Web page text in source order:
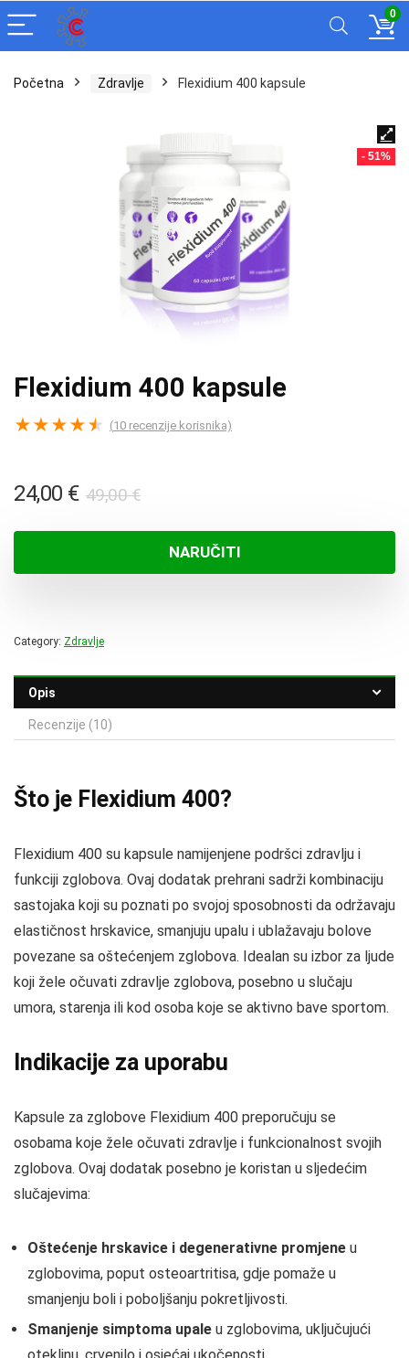
0
Početna Zdravlje Flexidium 400 kapsule
- 51%
Flexidium 400 kapsule
★★★★★ (10 recenzije korisnika)
49,00€Izvorna
bila
je:
24,00 €
Trenutna
24,00 €.
NARUČITI
Category: Zdravlje
Opis
Recenzije (10)
Što je Flexidium 400?
Flexidium 400 su kapsule namijenjene podršci zdravlju i
funkciji zglobova. Ovaj dodatak prehrani sadrži kombinaciju
sastojaka koji su poznati po svojoj sposobnosti da održavaju
elastičnost hrskavice, smanjuju upalu i ublažavaju bolove
povezane sa oštećenjem zglobova. Idealan su izbor za ljude
koji žele očuvati zdravlje zglobova, posebno u slučaju
umora, starenja ili kod osoba koje se aktivno bave sportom.
Indikacije za uporabu
Kapsule za zglobove Flexidium 400 preporučuju se
osobama koje žele očuvati zdravlje i funkcionalnost svojih
zglobova. Ovaj dodatak posebno je koristan u sljedećim
slučajevima:
Oštećenje hrskavice i degenerativne promjene u
zglobovima, poput osteoartritisa, gdje pomaže u
smanjenju boli i poboljšanju pokretljivosti.
Smanjenje simptoma upale u zglobovima, uključujući